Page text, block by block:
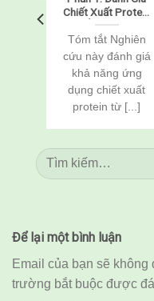
Chiết Xuất Protein
Từ Ấu Trùng Sâu
Bột Vàng
(Tenebrio molitor)
Như Một Chất Bảo
Vệ Chống Đông
Lạnh Cho Tôm Thẻ
Chân Trắng Đông
Tóm tắt Nghiên
cứu này đánh giá
khả năng ứng
dụng chiết xuất
protein từ [...]
Để lại một bình luận
Email của bạn sẽ
trường bắt buộc được